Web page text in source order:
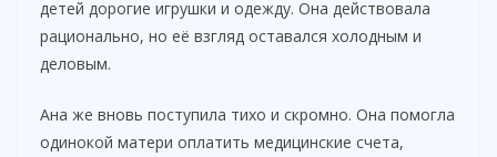
детей дорогие игрушки и одежду. Она действовала
рационально, но её взгляд оставался холодным и
деловым.
Ана же вновь поступила тихо и скромно. Она помогла
одинокой матери оплатить медицинские счета,